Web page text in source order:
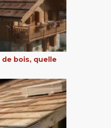
bois, quelle